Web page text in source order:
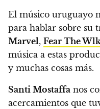
El músico uruguayo
para hablar sobre su
Marvel, Fear The
música a estas
y muchas cosas más.
Santi Mostaffa nos
acercamientos que